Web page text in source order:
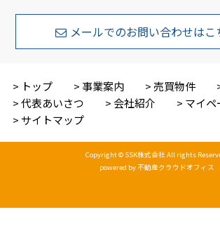
メールでのお問い合わせはこ
トップ 事業案内 売買物件
代表あいさつ
会社紹介
マイペ
サイトマップ
Copyright © SSK株式会社 All rights
powered by 不動産クラウドオフィス